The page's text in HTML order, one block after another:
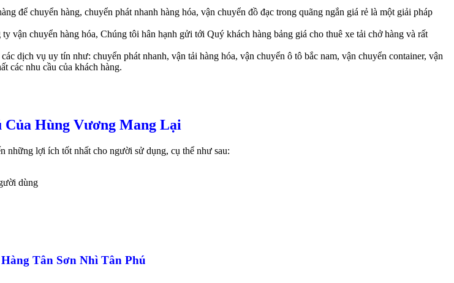
để chuyển hàng, chuyển phát nhanh hàng hóa, vận chuyển đồ đạc trong quãng ngắn giá rẻ là một giải pháp
chuyển hàng hóa, Chúng tôi hân hạnh gửi tới Quý khách hàng bảng giá cho thuê xe tải chở hàng và rất
dịch vụ uy tín như: chuyển phát nhanh, vận tải hàng hóa, vận chuyển ô tô bắc nam, vận chuyển container, vận
các nhu cầu của khách hàng.
Hùng Vương Mang Lại
lợi ích tốt nhất cho người sử dụng, cụ thể như sau:
dùng
Tân Sơn Nhì Tân Phú